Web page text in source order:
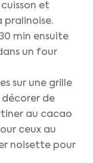
et
pralinoise.
min ensuite
un four
sur une grille
décorer de
au cacao
ceux au
noisette pour